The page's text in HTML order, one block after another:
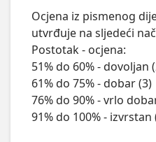
Ocjena iz pismenog
utvrđuje na sljedeći
Postotak - ocjena:
51% do 60% - dovoljan
61% do 75% - dobar (3)
76% do 90% - vrlo
91% do 100% - izvrstan